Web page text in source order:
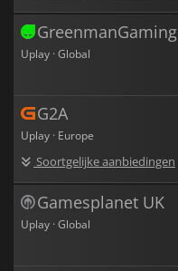
GreenmanGaming
Uplay · Global
G2A
Uplay · Europe
Soortgelijke aanbiedingen
Gamesplanet UK
Uplay · Global